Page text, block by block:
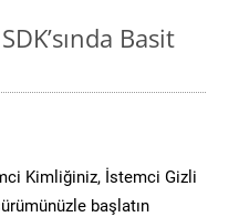
Basit
Kimliğiniz, İstemci Gizli
başlatın